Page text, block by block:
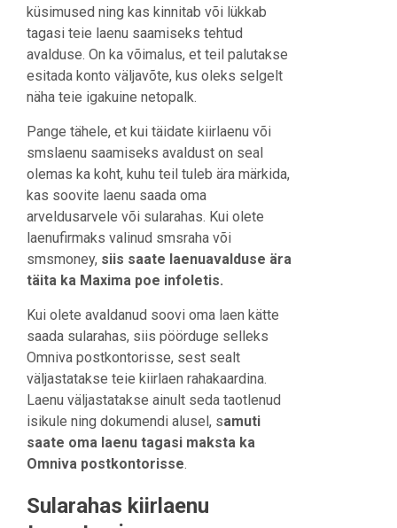
küsimused ning kas kinnitab või lükkab
tagasi teie laenu saamiseks tehtud
avalduse. On ka võimalus, et teil palutakse
esitada konto väljavõte, kus oleks selgelt
näha teie igakuine netopalk.
Pange tähele, et kui täidate kiirlaenu või
smslaenu saamiseks avaldust on seal
olemas ka koht, kuhu teil tuleb ära märkida,
kas soovite laenu saada oma
arveldusarvele või sularahas. Kui olete
laenufirmaks valinud smsraha või
smsmoney, siis saate laenuavalduse ära
täita ka Maxima poe infoletis.
Kui olete avaldanud soovi oma laen kätte
saada sularahas, siis pöörduge selleks
Omniva postkontorisse, sest sealt
väljastatakse teie kiirlaen rahakaardina.
Laenu väljastatakse ainult seda taotlenud
isikule ning dokumendi alusel, samuti
saate oma laenu tagasi maksta ka
Omniva postkontorisse.
Sularahas kiirlaenu